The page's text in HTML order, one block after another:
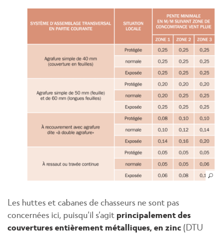
Les huttes et cabanes de chasseurs ne sont pas
concernées ici, puisqu’il s’agit principalement des
couvertures entièrement métalliques, en zinc (DTU